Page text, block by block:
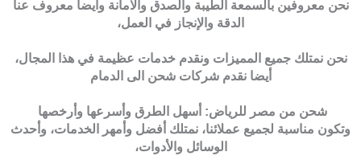
نحن معروفين بالسمعة الطيبة والصدق والامانة وأيضا معروف عنا
الدقة والإنجاز في العمل،
نحن نمتلك جميع المميزات ونقدم خدمات عظيمة في هذا المجال،
أيضا نقدم شركات شحن الى الدمام
شحن من مصر للرياض: أسهل الطرق وأسرعها وأرخصها
وتكون مناسبة لجميع عملائنا، نمتلك أفضل وأمهر الخدمات، وأحدث
الوسائل والأدوات،